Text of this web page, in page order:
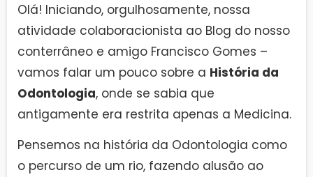
Olá! Iniciando, orgulhosamente, nossa
atividade colaboracionista ao Blog do nosso
conterrâneo e amigo Francisco Gomes –
vamos falar um pouco sobre a História da
Odontologia, onde se sabia que
antigamente era restrita apenas a Medicina.
Pensemos na história da Odontologia como
o percurso de um rio, fazendo alusão ao